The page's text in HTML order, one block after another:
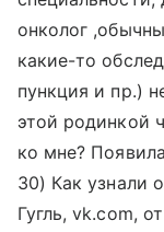
онколог
какие-то
пункция и пр.)
этой родинкой
ко мне?
30) Как узнали
Гугль, vk.com,